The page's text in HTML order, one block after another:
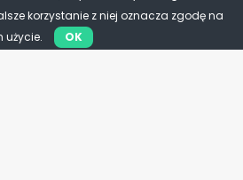
korzystanie z niej oznacza zgodę na
użycie.
OK